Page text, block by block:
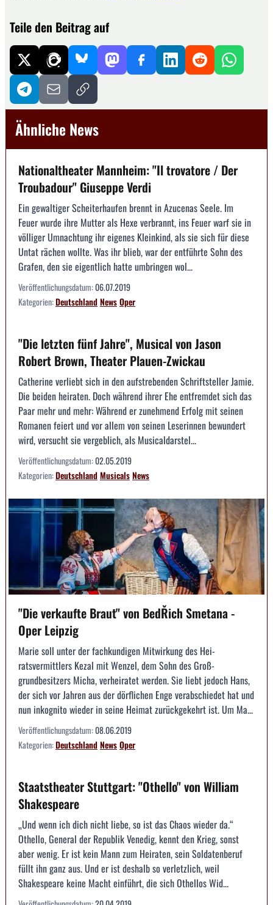
Teile den Beitrag auf
Ähnliche News
Nationaltheater Mannheim: "Il trovatore / Der
Troubadour" Giuseppe Verdi
Ein gewaltiger Scheiterhaufen brennt in Azucenas Seele. Im
Feuer wurde ihre Mutter als Hexe verbrannt, ins Feuer warf sie in
völliger Umnachtung ihr eigenes Kleinkind, als sie sich für diese
Untat rächen wollte. Was ihr blieb, war der entführte Sohn des
Grafen, den sie eigentlich hatte umbringen wol...
Veröffentlichungsdatum:06.07.2019
Kategorien:DeutschlandNewsOper
"Die letzten fünf Jahre", Musical von Jason
Robert Brown, Theater Plauen-Zwickau
Catherine verliebt sich in den aufstrebenden Schriftsteller Jamie.
Die beiden heiraten. Doch während ihrer Ehe entfremdet sich das
Paar mehr und mehr: Während er zunehmend Erfolg mit seinen
Romanen feiert und vor allem von seinen Leserinnen bewundert
wird, versucht sie vergeblich, als Musicaldarstel...
Veröffentlichungsdatum:02.05.2019
Kategorien:DeutschlandMusicalsNews
"Die verkaufte Braut" von BedŘich Smetana -
Oper Leipzig
Marie soll unter der fachkundigen Mitwirkung des Hei­
ratsvermittlers Kezal mit Wenzel, dem Sohn des Groß­
grundbesitzers Micha, verheiratet werden. Sie liebt ­jedoch Hans,
der sich vor Jahren aus der dörfli­chen Enge verabschiedet hat und
nun inkognito ­wieder in seine Heimat zurückgekehrt ist. Um Ma...
Veröffentlichungsdatum:08.06.2019
Kategorien:DeutschlandNewsOper
Staatstheater Stuttgart: "Othello" von William
Shakespeare
„Und wenn ich dich nicht liebe, so ist das Chaos wieder da.“
Othello, General der Republik Venedig, kennt den Krieg, sonst
aber wenig. Er ist kein Mann zum Heiraten, sein Soldatenberuf
füllt ihn ganz aus. Und er ist deshalb so verletzlich, weil
Shakespeare keine Macht einführt, die sich Othellos Wid...